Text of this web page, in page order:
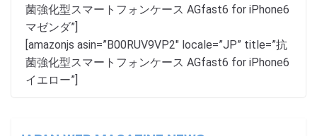
菌強化型スマートフォンケース AGfast6 for iPhone6
マゼンダ”]
[amazonjs asin=”B00RUV9VP2″ locale=”JP” title=”抗
菌強化型スマートフォンケース AGfast6 for iPhone6
イエロー”]